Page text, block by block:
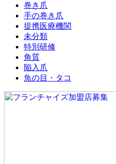
巻き爪
手の巻き爪
提携医療機関
未分類
特別研修
角質
陥入爪
魚の目・タコ